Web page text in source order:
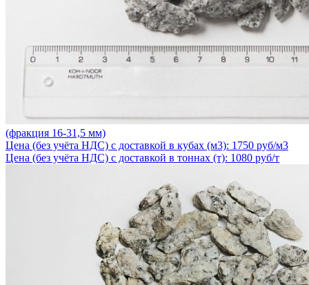
(фракция 16-31,5 мм)
Цена (без учёта НДС) с доставкой в кубах (м3): 1750 руб/м3
Цена (без учёта НДС) с доставкой в тоннах (т): 1080 руб/т